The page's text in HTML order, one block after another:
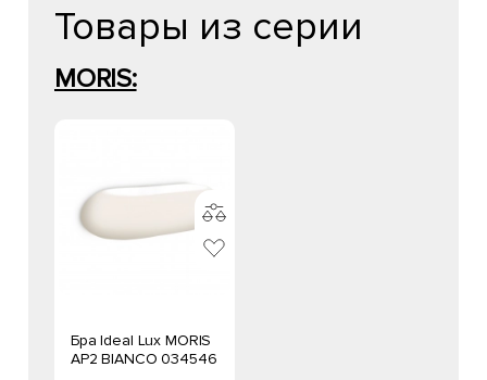
Товары из серии
MORIS:
Бра Ideal Lux MORIS
AP2 BIANCO 034546